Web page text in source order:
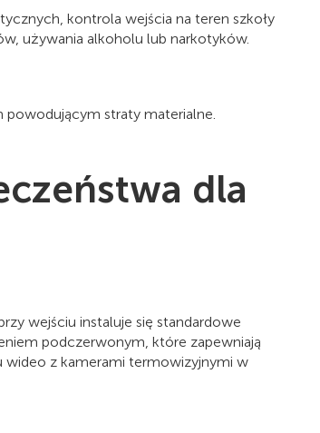
kontrola wejścia na teren szkoły
używania alkoholu lub narkotyków.
powodującym straty materialne.
dla
wejściu instaluje się standardowe
podczerwonym, które zapewniają
wideo z kamerami termowizyjnymi w